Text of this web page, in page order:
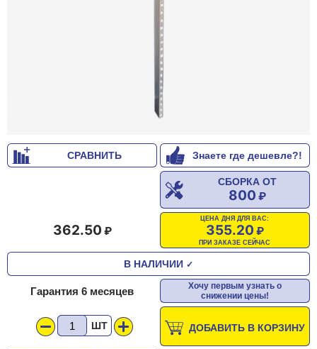
СРАВНИТЬ Знаете где дешевле?!
СБОРКА ОТ
800
ЦЕНА ДНЯ ДЛЯ ВАС:
355.20
ПРИ ЗАКАЗЕ СЕЙЧАС
362.50
В НАЛИЧИИ ✓
Гарантия 6 месяцев
Хочу первым узнать о
снижении цены!
ШТ ДОБАВИТЬ В КОРЗИНУ